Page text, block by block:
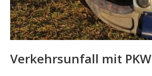
Verkehrsunfall mit PKW